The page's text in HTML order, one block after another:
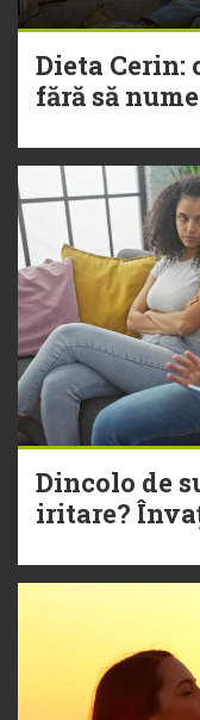
Dieta Cerin:
fără să
Dincolo de
iritare?